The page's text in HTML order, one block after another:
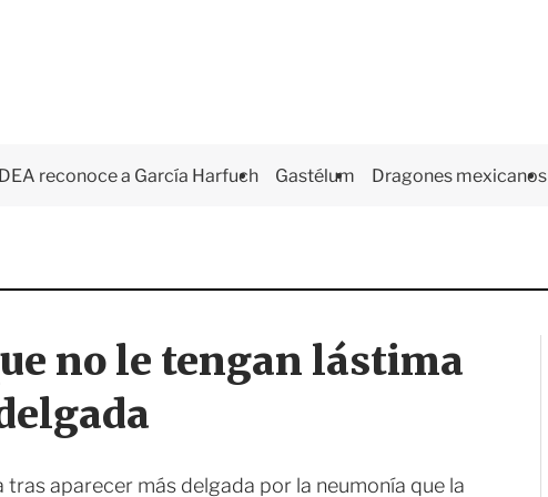
reconoce a García Harfuch Gastélum Dragones mexicanos
no le tengan lástima
aparecer más delgada por la neumonía que la